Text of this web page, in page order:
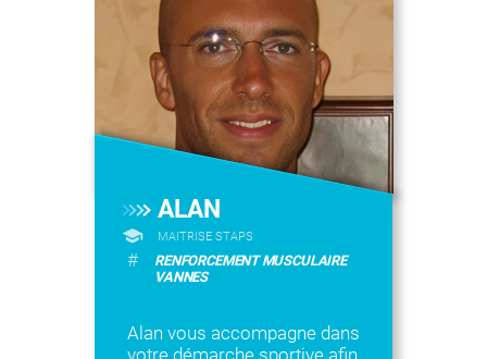
ALAN
MAITRISE STAPS
#
RENFORCEMENT MUSCULAIRE
VANNES
Alan vous accompagne dans
votre démarche sportive afin